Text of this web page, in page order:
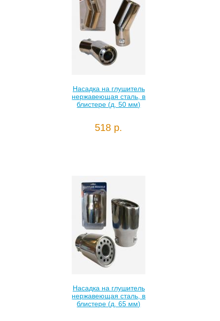
Насадка на глушитель
нержавеющая сталь, в
блистере (д. 50 мм)
518 р.
Насадка на глушитель
нержавеющая сталь, в
блистере (д. 65 мм)